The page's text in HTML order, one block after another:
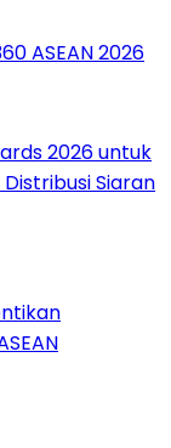
ASEAN 2026
2026 untuk
Siaran